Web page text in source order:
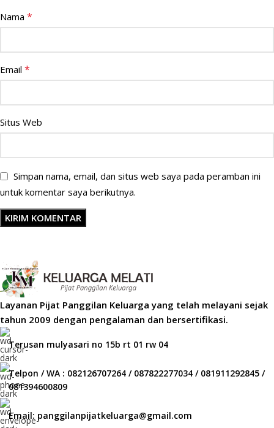
Nama *
Email *
Situs Web
Simpan nama, email, dan situs web saya pada peramban ini
untuk komentar saya berikutnya.
Layanan Pijat Panggilan Keluarga yang telah melayani sejak
tahun 2009 dengan pengalaman dan bersertifikasi.
Terusan mulyasari no 15b rt 01 rw 04
Telpon / WA : 082126707264 / 087822277034 / 081911292845 /
081394600809
Email: panggilanpijatkeluarga@gmail.com